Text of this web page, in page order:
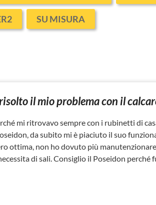
SU MISURA
il mio problema con il
mi ritrovavo sempre con i rubinetti di
da subito mi è piaciuto il suo
ottima, non ho dovuto più
di sali. Consiglio il Poseidon perché